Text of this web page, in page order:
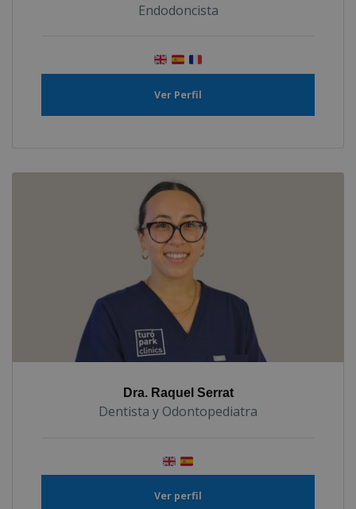
Endodoncista
Ver Perfil
Dra. Raquel Serrat
Dentista y Odontopediatra
Ver perfil